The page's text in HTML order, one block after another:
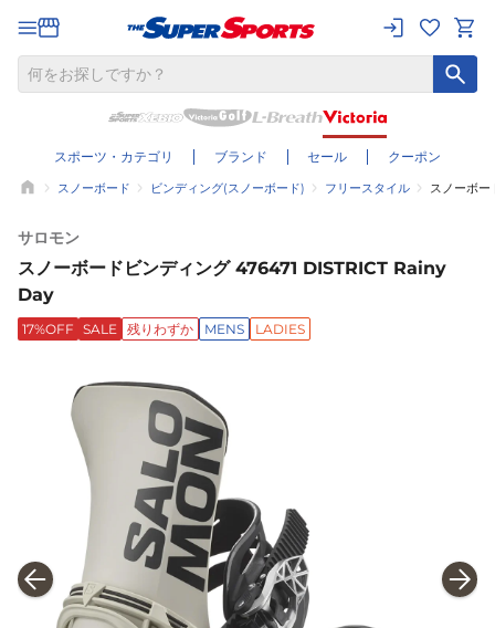
スポーツ・カテゴリ ブランド セール クーポン
スノーボード ビンディング(スノーボード) フリースタイル スノーボ
サロモン
スノーボードビンディング 476471 DISTRICT Rainy
Day
17%OFF SALE 残りわずか MENS LADIES